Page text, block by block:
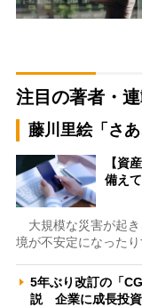
注目の著者・
藤川里絵「さあ
【資
備え
大規模な災害が起き
境が不安定になった
5年ぶり改訂の「
説 企業に成長投